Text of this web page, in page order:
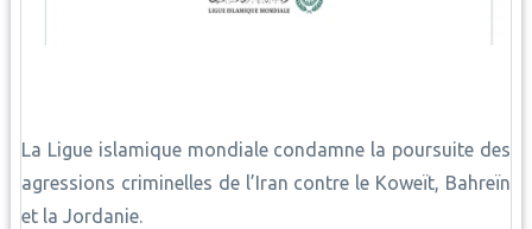
La Ligue islamique mondiale condamne la poursuite des
agressions criminelles de l’Iran contre le Koweït, Bahreïn
et la Jordanie.